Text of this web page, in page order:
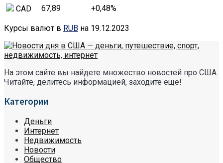
CAD
67,89 +0,48%
Курсы валют в RUB на 19.12.2023
На этом сайте вы найдете множество новостей про США.
Читайте, делитесь информацией, заходите еще!
Категории
Деньги
Интернет
Недвижимость
Новости
Общество